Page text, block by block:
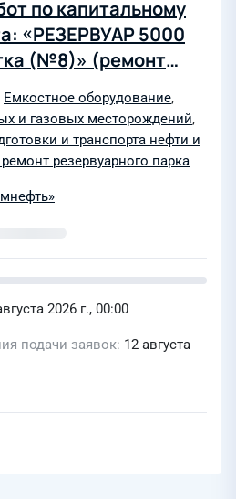
по капитальному
«РЕЗЕРВУАР 5000
(№8)» (ремонт
Емкостное оборудование,
и газовых месторождений,
и транспорта нефти и
резервуарного парка
2026 г., 00:00
подачи заявок 12 августа